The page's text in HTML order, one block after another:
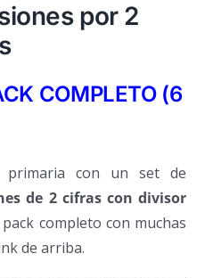
por 2
COMPLETO (6
primaria con un set de
de 2 cifras con divisor
completo con muchas
de arriba.